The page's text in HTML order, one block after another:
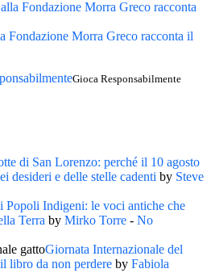
Fondazione Morra Greco racconta il
Gioca Responsabilmente
di San Lorenzo: perché il 10 agosto
desideri e delle stelle cadenti by Steve
Popoli Indigeni: le voci antiche che
Terra by Mirko Torre - No
Giornata Internazionale del
libro da non perdere by Fabiola